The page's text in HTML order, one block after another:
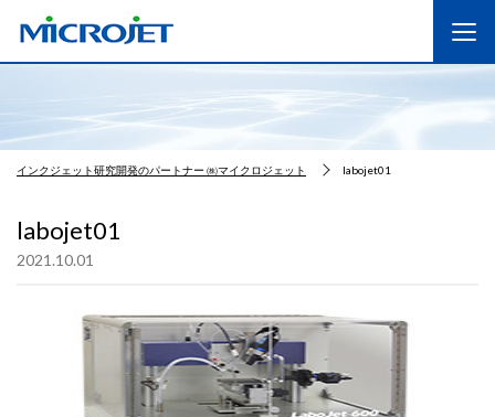
インクジェット研究開発のパートナー ㈱マイクロジェット labojet01
labojet01
2021.10.01